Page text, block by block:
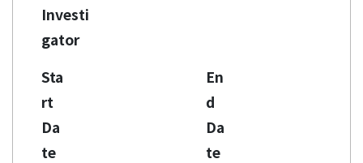
Investi
gator
Sta
rt
Da
te
En
d
Da
te